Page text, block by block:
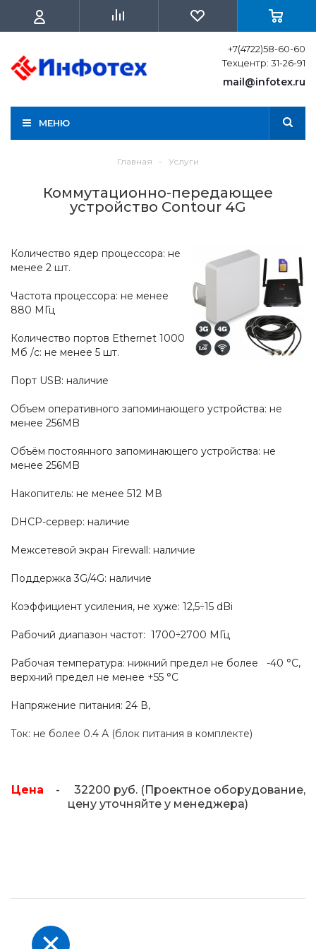
+7(4722)58-60-60
Техцентр: 31-26-91
mail@infotex.ru
МЕНЮ
Главная - Услуги
Коммутационно-передающее
устройство Contour 4G
Количество ядер процессора: не
менее 2 шт.
Частота процессора: не менее
880 МГц
Количество портов Ethernet 1000
Мб /с: не менее 5 шт.
Порт USB: наличие
Объем оперативного запоминающего устройства: не
менее 256MB
Объём постоянного запоминающего устройства: не
менее 256MB
Накопитель: не менее 512 МВ
DHCP-сервер: наличие
Межсетевой экран Firewall: наличие
Поддержка 3G/4G: наличие
Коэффициент усиления, не хуже: 12,5÷15 dBi
Рабочий диапазон частот: 1700÷2700 МГц
Рабочая температура: нижний предел не более -40 °C,
верхний предел не менее +55 °C
Напряжение питания: 24 В,
Ток: не более 0.4 А (блок питания в комплекте)
Цена
- 32200 руб. (Проектное оборудование,
цену уточняйте у менеджера)